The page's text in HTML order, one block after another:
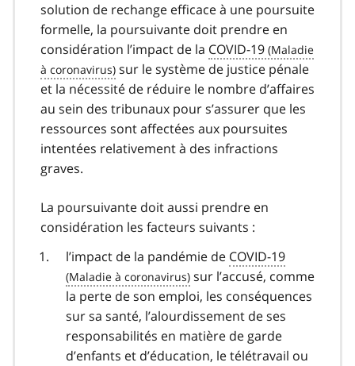
solution de rechange efficace à une poursuite
formelle, la poursuivante doit prendre en
considération l’impact de la COVID-19
covid
19
sur le système de justice pénale
et la nécessité de réduire le nombre d’affaires
au sein des tribunaux pour s’assurer que les
ressources sont affectées aux poursuites
intentées relativement à des infractions
graves.
La poursuivante doit aussi prendre en
considération les facteurs suivants :
l’impact de la pandémie de COVID-19
covid
19
sur l’accusé, comme
la perte de son emploi, les conséquences
sur sa santé, l’alourdissement de ses
responsabilités en matière de garde
d’enfants et d’éducation, le télétravail ou